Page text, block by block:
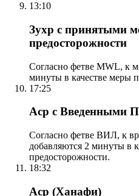
13:10
Зухр с принятыми
предосторожности
Согласно фетве MWL, к
минуты в качестве меры
17:25
Аср с Введенными
Согласно фетве ВИЛ, к
добавляются 2 минуты в
предосторожности.
18:32
Аср (Ханафи)